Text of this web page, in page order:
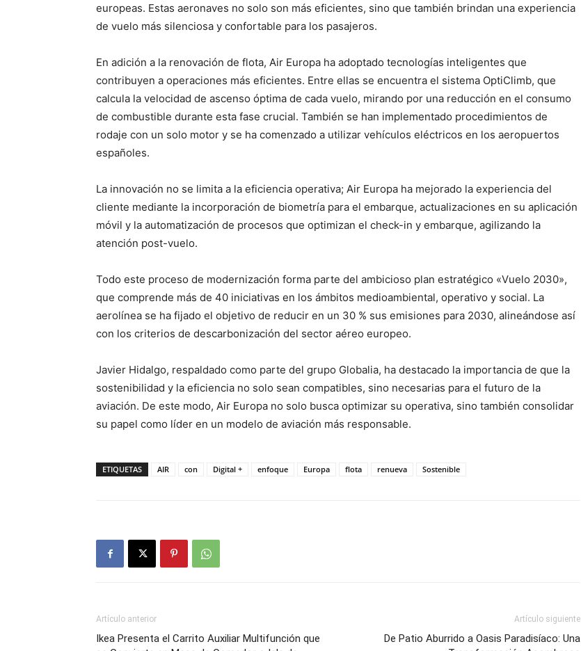
europeas. Estas aeronaves no solo son más eficientes, sino que también brindan una experiencia
de vuelo más silenciosa y confortable para los pasajeros.
En adición a la renovación de flota, Air Europa ha adoptado tecnologías inteligentes que
contribuyen a operaciones más eficientes. Entre ellas se encuentra el sistema OptiClimb, que
calcula la velocidad de ascenso óptima de cada vuelo, mirando por una reducción en el consumo
de combustible durante esta fase crucial. También se han implementado procedimientos de
rodaje con un solo motor y se ha comenzado a utilizar vehículos eléctricos en los aeropuertos
españoles.
La innovación no se limita a la eficiencia operativa; Air Europa ha mejorado la experiencia del
cliente mediante la incorporación de biometría para el embarque, actualizaciones en su aplicación
móvil y la automatización de procesos que optimizan el check-in y embarque, agilizando la
atención post-vuelo.
Todo este proceso de modernización forma parte del ambicioso plan estratégico «Vuelo 2030»,
que comprende más de 40 iniciativas en los ámbitos medioambiental, operativo y social. La
aerolínea se ha fijado el objetivo de reducir en un 30 % sus emisiones para 2030, alineándose así
con los criterios de descarbonización del sector aéreo europeo.
Javier Hidalgo, respaldado como parte del grupo Globalia, ha destacado la importancia de que la
sostenibilidad y la eficiencia no solo sean compatibles, sino necesarias para el futuro de la
aviación. De este modo, Air Europa no solo busca optimizar su operativa, sino también consolidar
su papel como líder en un modelo de aviación más responsable.
ETIQUETAS AIR con Digital + enfoque Europa flota renueva Sostenible
Artículo anterior
Ikea Presenta el Carrito Auxiliar Multifunción que
Artículo siguiente
De Patio Aburrido a Oasis Paradisíaco: Una